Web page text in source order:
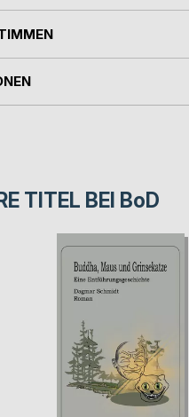
TITEL BEI BoD